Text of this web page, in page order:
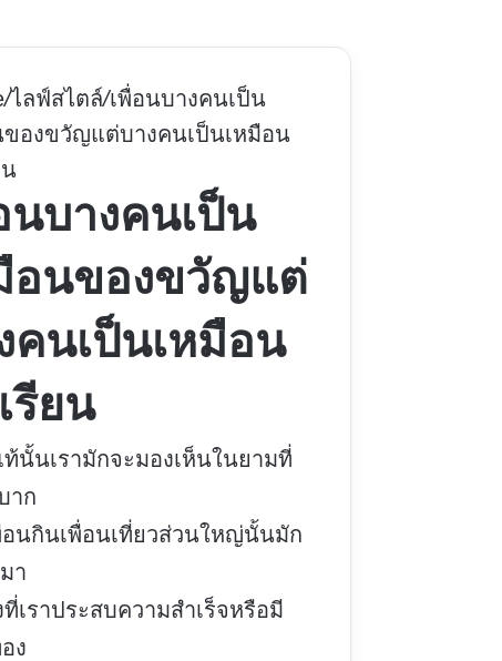
/ไลฟ์สไตล์/เพื่อนบางคนเป็น
ของขวัญแต่บางคนเป็นเหมือน
นบางคนเป็น
อนของขวัญแต่
คนเป็นเหมือน
รียน
นั้นเรามักจะมองเห็นในยามที่
าก
อนกินเพื่อนเที่ยวส่วนใหญ่นั้นมัก
า
เราประสบความสำเร็จหรือมี
ง